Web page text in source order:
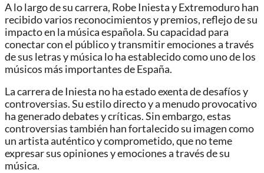
A lo largo de su carrera, Robe Iniesta y Extremoduro han
recibido varios reconocimientos y premios, reflejo de su
impacto en la música española. Su capacidad para
conectar con el público y transmitir emociones a través
de sus letras y música lo ha establecido como uno de los
músicos más importantes de España.
La carrera de Iniesta no ha estado exenta de desafíos y
controversias. Su estilo directo y a menudo provocativo
ha generado debates y críticas. Sin embargo, estas
controversias también han fortalecido su imagen como
un artista auténtico y comprometido, que no teme
expresar sus opiniones y emociones a través de su
música.